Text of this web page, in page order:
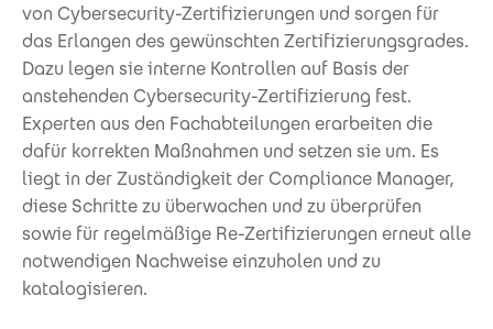
von Cybersecurity-Zertifizierungen und sorgen für
das Erlangen des gewünschten Zertifizierungsgrades.
Dazu legen sie interne Kontrollen auf Basis der
anstehenden Cybersecurity-Zertifizierung fest.
Experten aus den Fachabteilungen erarbeiten die
dafür korrekten Maßnahmen und setzen sie um. Es
liegt in der Zuständigkeit der Compliance Manager,
diese Schritte zu überwachen und zu überprüfen
sowie für regelmäßige Re-Zertifizierungen erneut alle
notwendigen Nachweise einzuholen und zu
katalogisieren.